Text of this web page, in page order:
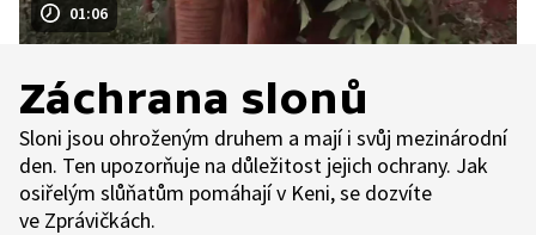
01:06
Záchrana slonů
Sloni jsou ohroženým druhem a mají i svůj mezinárodní
den. Ten upozorňuje na důležitost jejich ochrany. Jak
osiřelým slůňatům pomáhají v Keni, se dozvíte
ve Zprávičkách.